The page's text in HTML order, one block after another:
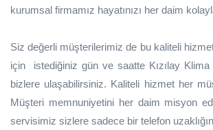
kurumsal firmamız hayatınızı her daim
Siz değerli müşterilerimiz de bu kaliteli
için istediğiniz gün ve saatte Kızılay
bizlere ulaşabilirsiniz. Kaliteli hizmet her
Müşteri memnuniyetini her daim misyon
servisimiz sizlere sadece bir telefon